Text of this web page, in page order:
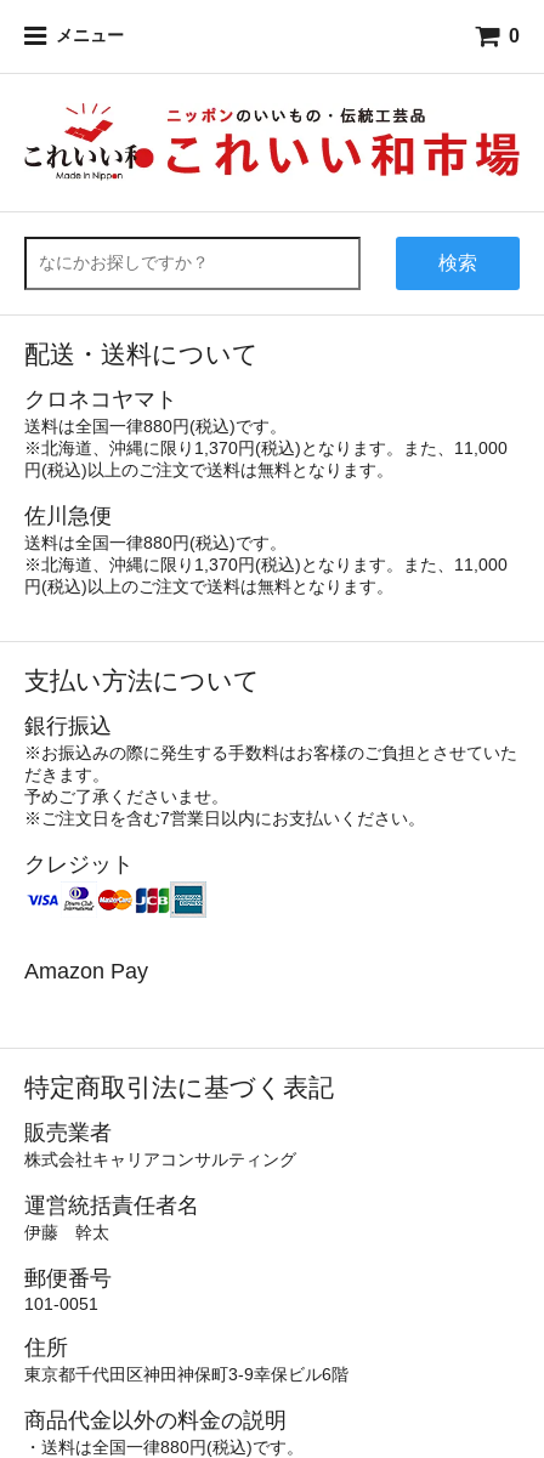
メニュー 0
検索
配送・送料について
クロネコヤマト
送料は全国一律880円(税込)です。
※北海道、沖縄に限り1,370円(税込)となります。また、11,000
円(税込)以上のご注文で送料は無料となります。
佐川急便
送料は全国一律880円(税込)です。
※北海道、沖縄に限り1,370円(税込)となります。また、11,000
円(税込)以上のご注文で送料は無料となります。
支払い方法について
銀行振込
※お振込みの際に発生する手数料はお客様のご負担とさせていた
だきます。
予めご了承くださいませ。
※ご注文日を含む7営業日以内にお支払いください。
クレジット
Amazon Pay
特定商取引法に基づく表記
販売業者
株式会社キャリアコンサルティング
運営統括責任者名
伊藤 幹太
郵便番号
101-0051
住所
東京都千代田区神田神保町3-9幸保ビル6階
商品代金以外の料金の説明
・送料は全国一律880円(税込)です。